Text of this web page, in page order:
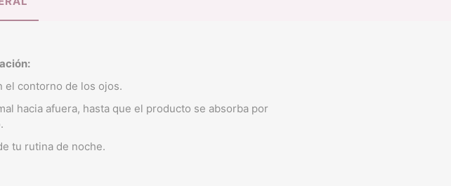
el contorno de los ojos.
hacia afuera, hasta que el producto se absorba por
tu rutina de noche.